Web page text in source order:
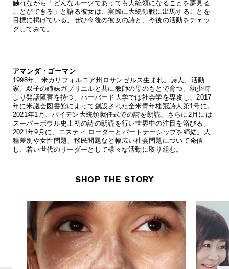
触れながら「どんなルーツであっても大統領になることを夢見る
ことができる」と語る彼女は、実際に大統領戦に出馬することを
目標に掲げている。ぜひ今後の彼女の詩と、今後の活動をチェッ
クしてみて。
アマンダ・ゴーマン
1998年、米カリフォルニア州ロサンゼルス生まれ。詩人、活動
家。双子の姉妹ガブリエルと共に教師の母のもとで育つ。幼少時
より発話障害を持つ。ハーバード大学では社会学を専攻し、2017
年に米議会図書館によって創設された全米青年桂冠詩人第1号に。
2021年1月、バイデン大統領就任式での詩を朗読、さらに2月には
スーパーボウル史上初の詩の朗読を行い世界中の注目を浴びる。
2021年9月に、エスティ ローダーとパートナーシップを締結。人
種差別や女性問題、移民問題など幅広い社会問題について発信
し、若い世代のリーダーとして様々な活動に取り組む。
SHOP THE STORY